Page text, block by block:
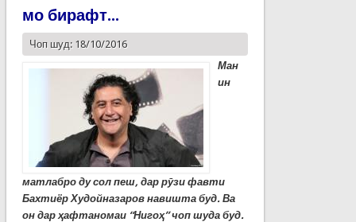
мо бирафт...
Чоп шуд: 18/10/2016
Ман
ин
матлабро ду сол пеш, дар рӯзи фавти
Бахтиёр Худойназаров навишта буд. Ва
он дар ҳафтаномаи “Нигоҳ” чоп шуда буд.